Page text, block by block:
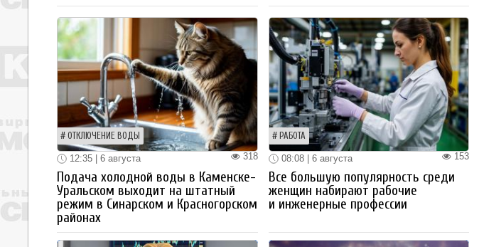
ОТКЛЮЧЕНИЕ ВОДЫ
318
12:35 | 6 августа
Подача холодной воды в Каменске-
Уральском выходит на штатный
режим в Синарском и Красногорском
районах
РАБОТА
153
08:08 | 6 августа
Все большую популярность среди
женщин набирают рабочие
и инженерные профессии